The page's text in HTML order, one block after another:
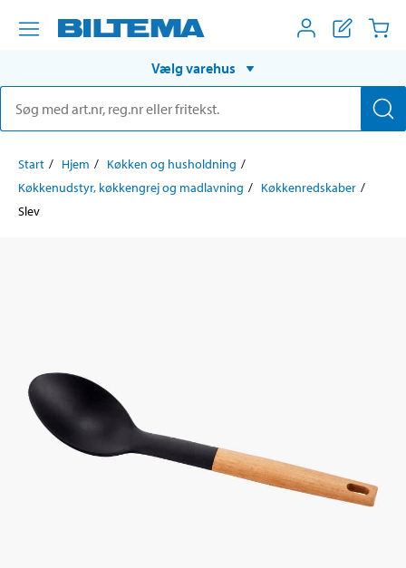
Vælg varehus
Start Hjem
Køkken og husholdning
Køkkenudstyr, køkkengrej og madlavning
Køkkenredskaber
Slev